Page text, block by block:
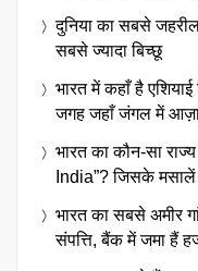
दुनिया का सबसे
सबसे ज्यादा बिच्छू
भारत में कहाँ है
जगह जहाँ जंगल में
भारत का कौन-सा
India”? जिसके मसालें
भारत का सबसे अमीर
संपत्ति, बैंक में जमा हैं